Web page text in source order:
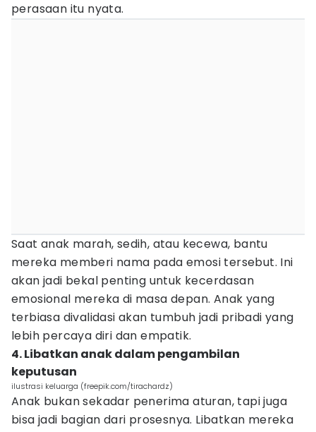
perasaan itu nyata.
Saat anak marah, sedih, atau kecewa, bantu
mereka memberi nama pada emosi tersebut. Ini
akan jadi bekal penting untuk kecerdasan
emosional mereka di masa depan. Anak yang
terbiasa divalidasi akan tumbuh jadi pribadi yang
lebih percaya diri dan empatik.
4. Libatkan anak dalam pengambilan
keputusan
ilustrasi keluarga (freepik.com/tirachardz)
Anak bukan sekadar penerima aturan, tapi juga
bisa jadi bagian dari prosesnya. Libatkan mereka